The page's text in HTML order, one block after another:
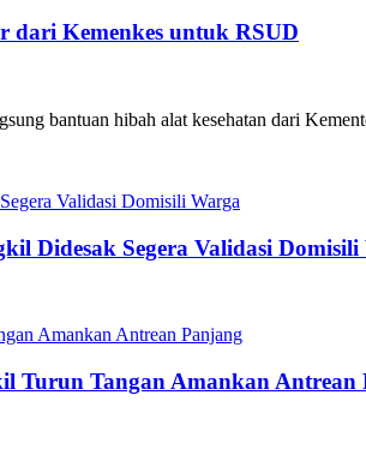
dari Kemenkes untuk RSUD
bantuan hibah alat kesehatan dari
Didesak Segera Validasi Domisili
Turun Tangan Amankan Antrean